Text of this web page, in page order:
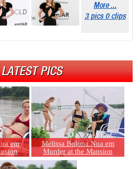
More ...
3 pics 0 clips
PICS
em
Melissa Bolona Nua em
Murder at the Mansion